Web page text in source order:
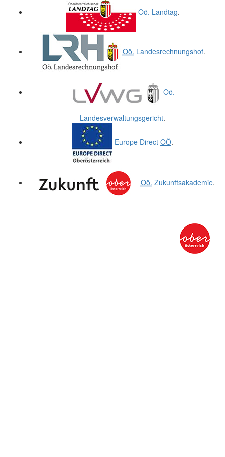
Oö. Landtag.
Oö. Landesrechnungshof.
Oö.
Landesverwaltungsgericht.
Europe Direct OÖ.
Oö. Zukunftsakademie.